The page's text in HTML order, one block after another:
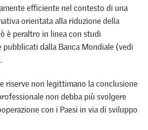
efficiente nel contesto di una
orientata alla riduzione della
è peraltro in linea con studi
pubblicati dalla Banca Mondiale (vedi
riserve non legittimano la conclusione
non debba più svolgere
con i Paesi in via di sviluppo